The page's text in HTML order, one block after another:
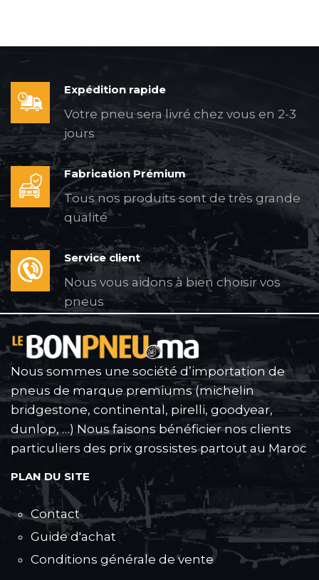
Expédition rapide
Votre pneu sera livré chez vous en 2-3
jours
Fabrication Prémium
Tous nos produits sont de très grande
qualité
Service client
Nous vous aidons à bien choisir vos
pneus
Nous sommes une société d’importation de
pneus de marque premiums (michelin
bridgestone, continental, pirelli, goodyear,
dunlop, …) Nous faisons bénéficier nos clients
particuliers des prix grossistes partout au Maroc
PLAN DU SITE
Contact
Guide d'achat
Conditions générale de vente